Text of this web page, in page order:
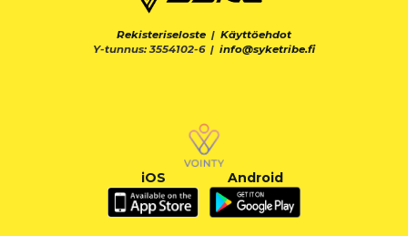
Rekisteriseloste | Käyttöehdot
Y-tunnus: 3554102-6 | info@syketribe.fi
iOS Android